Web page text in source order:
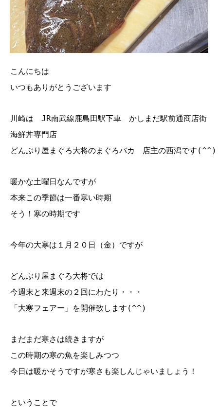
こんにちは
いつもありがとうございます
川崎は JR南武線鹿島田駅下車 かしまだ駅前通商店街
海鮮丼専門店
どんぶり屋まぐろ大将のまぐろバカ 店主の西潟です(^^)
暖かな土曜日なんですが
本来この季節は一番寒い時期
そう！寒の時期です
今年の大寒は１月２０日（金）ですが
どんぶり屋まぐろ大将では
今週末と来週末の２回にわたり・・・
「大寒フェアー」を開催致します(^^)
まだまだ寒さは続きますが
この時期の寒の魚を楽しみつつ
今日は暖かそうですが寒さも楽しんじゃいましょう！
ということで